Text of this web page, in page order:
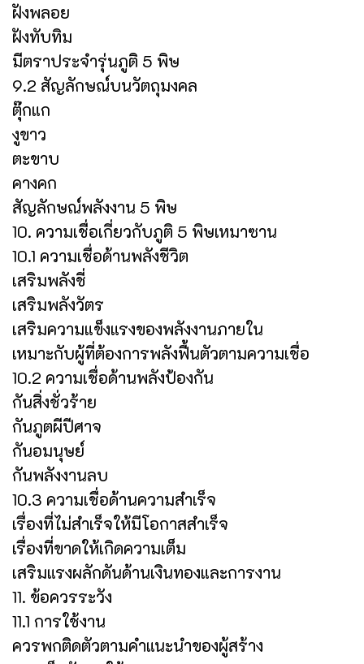
ฝังพลอย
ฝังทับทิม
มีตราประจำรุ่นภูติ 5 พิษ
9.2 สัญลักษณ์บนวัตถุมงคล
ตุ๊กแก
งูขาว
ตะขาบ
คางคก
สัญลักษณ์พลังงาน 5 พิษ
10. ความเชื่อเกี่ยวกับภูติ 5 พิษเหมาซาน
10.1 ความเชื่อด้านพลังชีวิต
เสริมพลังชี่
เสริมพลังวัตร
เสริมความแข็งแรงของพลังงานภายใน
เหมาะกับผู้ที่ต้องการพลังฟื้นตัวตามความเชื่อ
10.2 ความเชื่อด้านพลังป้องกัน
กันสิ่งชั่วร้าย
กันภูตผีปีศาจ
กันอมนุษย์
กันพลังงานลบ
10.3 ความเชื่อด้านความสำเร็จ
เรื่องที่ไม่สำเร็จให้มีโอกาสสำเร็จ
เรื่องที่ขาดให้เกิดความเต็ม
เสริมแรงผลักดันด้านเงินทองและการงาน
11. ข้อควรระวัง
11.1 การใช้งาน
ควรพกติดตัวตามคำแนะนำของผู้สร้าง